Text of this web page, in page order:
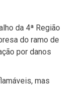
da 4ª Região
do ramo de
por danos
mas